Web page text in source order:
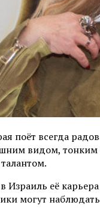
поёт всегда
видом,
Израиль её
могут наблюдать